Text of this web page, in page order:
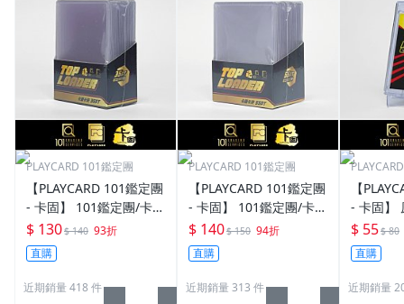
PLAYCARD 101鑑定團
【PLAYCARD 101鑑定團
- 卡固】 101鑑定團/卡固
原廠原裝 一般卡夾 / 塑
膠殼 尺寸：35pt
$ 130$ 140 93折
直購
近期銷量 418 件
PLAYCARD 101鑑定團
【PLAYCARD 101鑑定團
- 卡固】 101鑑定團/卡固
原廠原裝 一般卡夾 / 塑
膠殼 尺寸：55pt
$ 140$ 150 94折
直購
近期銷量 313 件
【
- 卡固】
卡夾 /
pt /
$ 55$ 80
直購
近期銷量